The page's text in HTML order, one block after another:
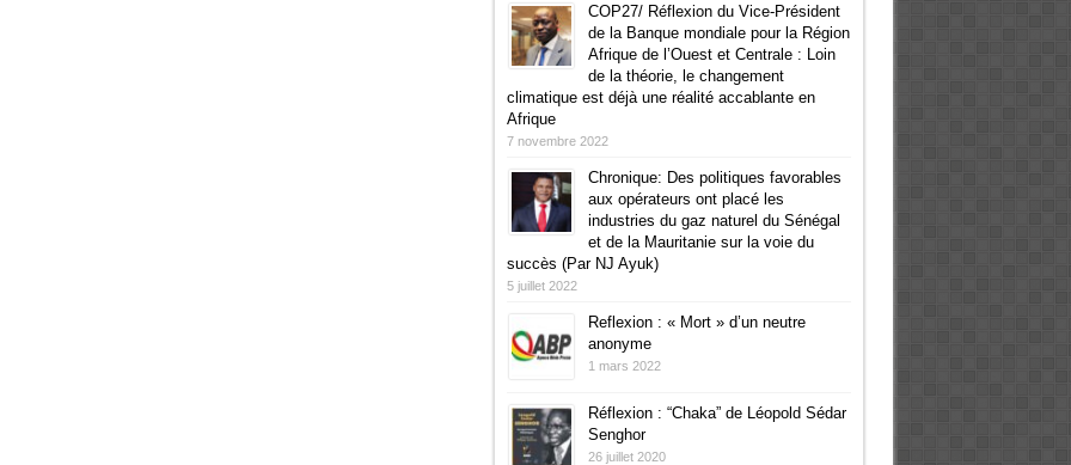
COP27/ Réflexion du Vice-Président
de la Banque mondiale pour la Région
Afrique de l’Ouest et Centrale : Loin
de la théorie, le changement
climatique est déjà une réalité accablante en
Afrique
7 novembre 2022
Chronique: Des politiques favorables
aux opérateurs ont placé les
industries du gaz naturel du Sénégal
et de la Mauritanie sur la voie du
succès (Par NJ Ayuk)
5 juillet 2022
Reflexion : « Mort » d’un neutre
anonyme
1 mars 2022
Réflexion : “Chaka” de Léopold Sédar
Senghor
26 juillet 2020